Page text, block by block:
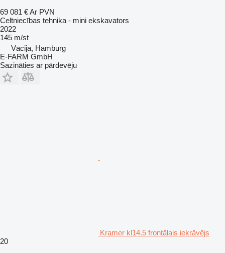
69 081 €Ar PVN
Celtniecības tehnika - mini ekskavators
2022
145 m/st
Vācija, Hamburg
E-FARM GmbH
Sazināties ar pārdevēju
Kramer kl14.5 frontālais iekrāvējs
20